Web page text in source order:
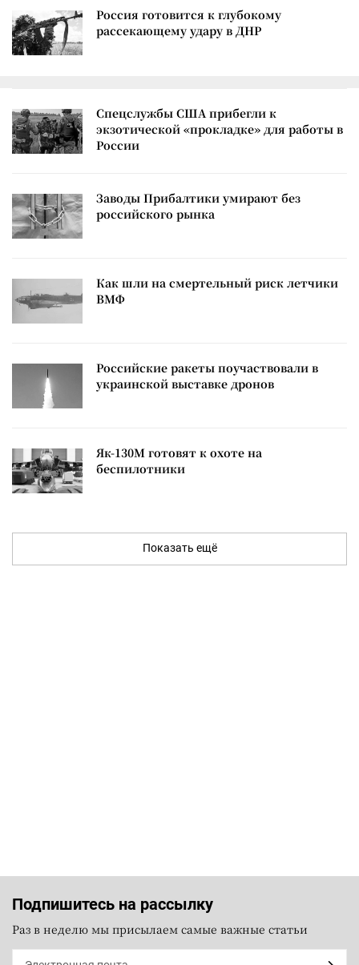
Россия готовится к глубокому
рассекающему удару в ДНР
Спецслужбы США прибегли к
экзотической «прокладке» для работы в
России
Заводы Прибалтики умирают без
российского рынка
Как шли на смертельный риск летчики
ВМФ
Российские ракеты поучаствовали в
украинской выставке дронов
Як-130М готовят к охоте на
беспилотники
Показать ещё
Подпишитесь на рассылку
Раз в неделю мы присылаем самые важные статьи